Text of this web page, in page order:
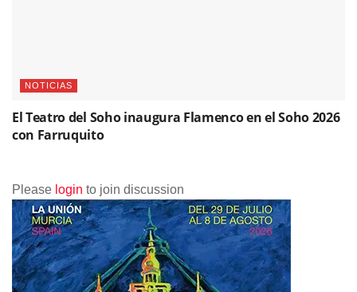
NOTICIAS
El Teatro del Soho inaugura Flamenco en el Soho 2026
con Farruquito
Please login to join discussion